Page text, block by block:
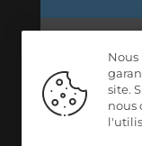
Nous
site.
nous